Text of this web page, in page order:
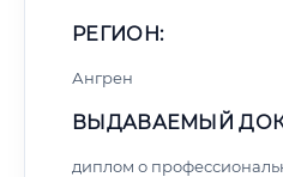
РЕГИОН:
Ангрен
ВЫДАВАЕМЫЙ
диплом о